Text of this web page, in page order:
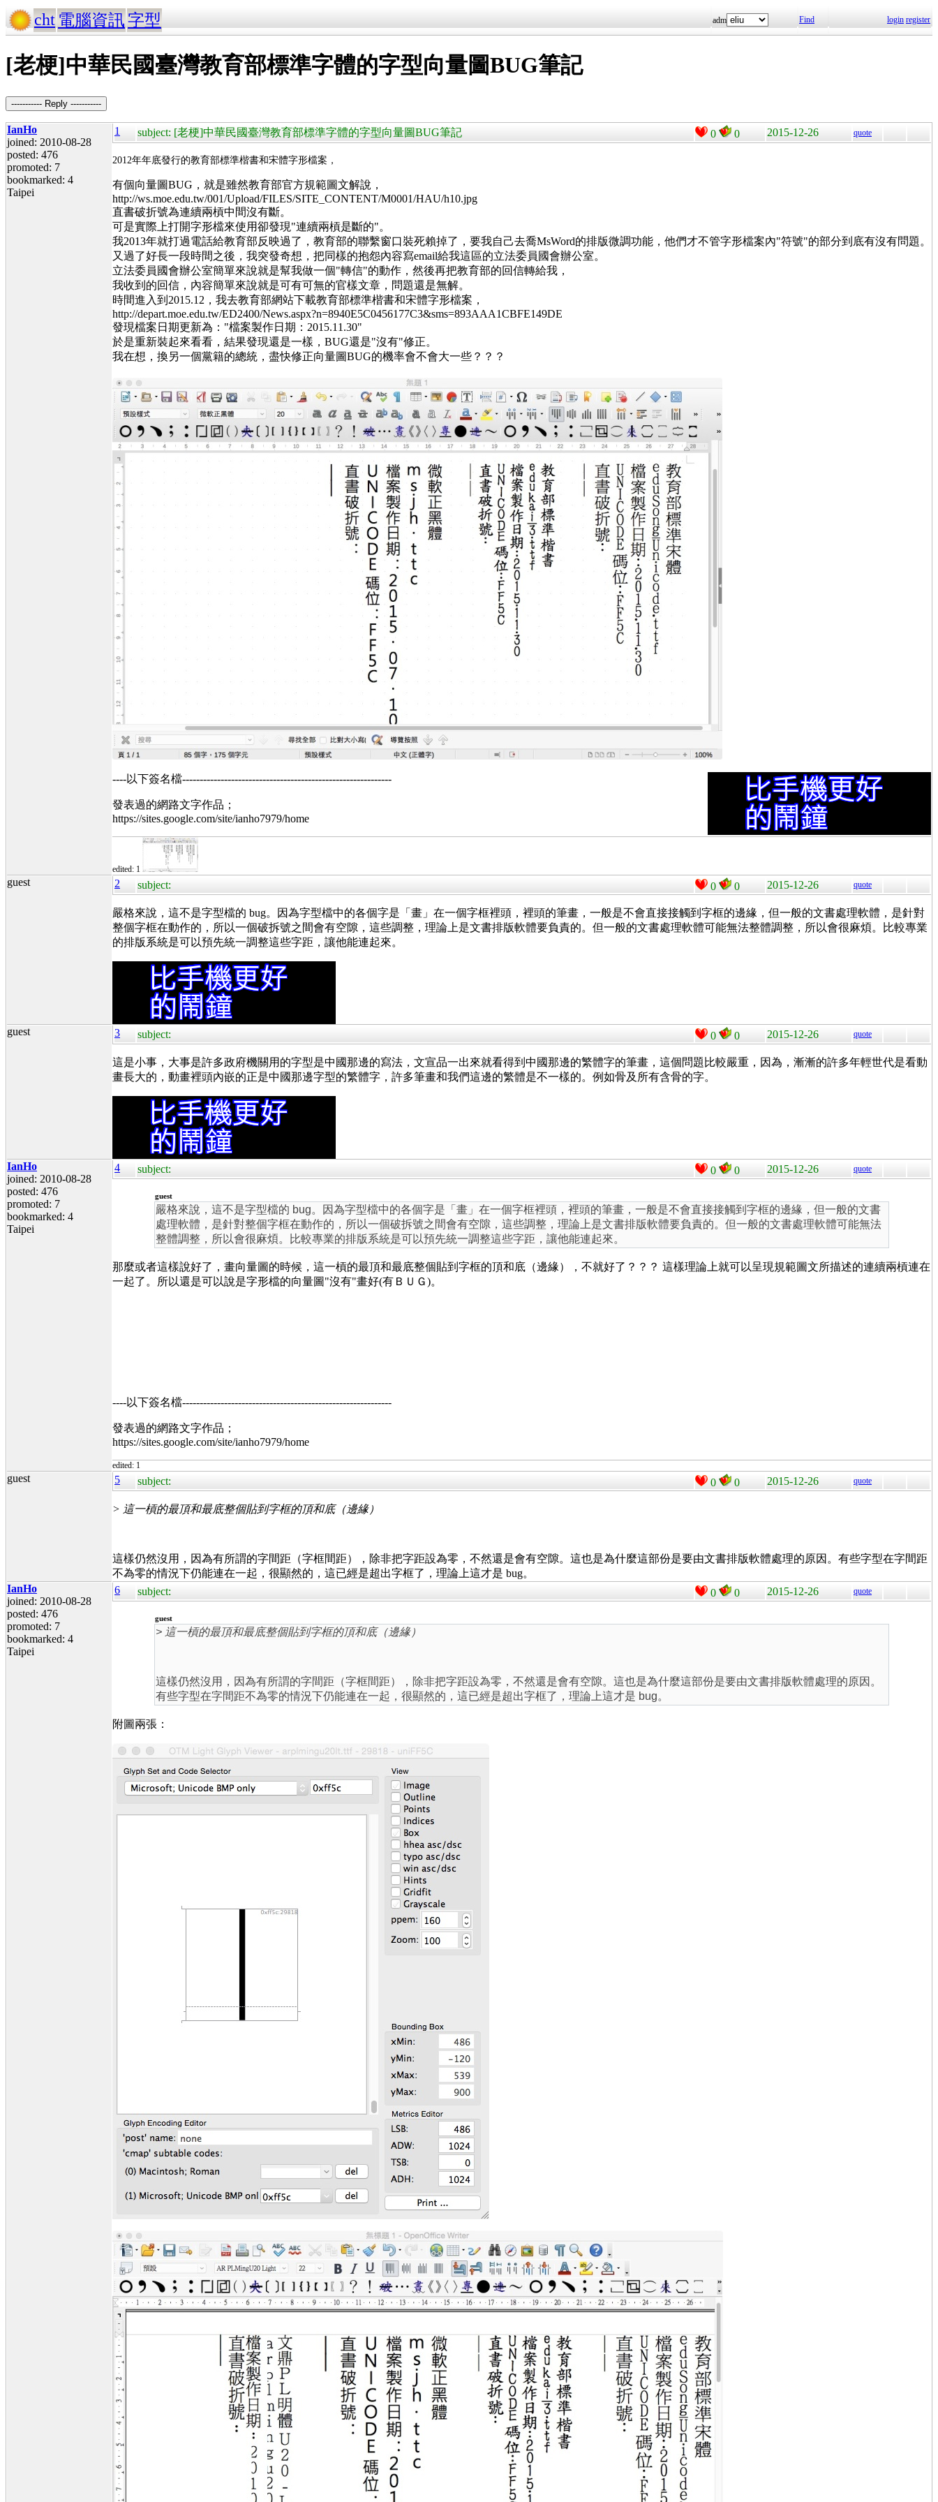
cht 電腦資訊字型 adm Find login register
[老梗]中華民國臺灣教育部標準字體的字型向量圖BUG筆記
----------- Reply -----------
IanHo
joined: 2010-08-28
posted: 476
promoted: 7
bookmarked: 4
Taipei
1 subject: [老梗]中華民國臺灣教育部標準字體的字型向量圖BUG筆記 0 0 2015-12-26 quote
2012年年底發行的教育部標準楷書和宋體字形檔案，
有個向量圖BUG，就是雖然教育部官方規範圖文解說，
http://ws.moe.edu.tw/001/Upload/FILES/SITE_CONTENT/M0001/HAU/h10.jpg
直書破折號為連續兩槓中間沒有斷。
可是實際上打開字形檔來使用卻發現"連續兩槓是斷的"。
我2013年就打過電話給教育部反映過了，教育部的聯繫窗口裝死賴掉了，要我自己去喬MsWord的排版微調功能，他們才不管字形檔案內"符號"的部分到底有沒有問題。
又過了好長一段時間之後，我突發奇想，把同樣的抱怨內容寫email給我這區的立法委員國會辦公室。
立法委員國會辦公室簡單來說就是幫我做一個"轉信"的動作，然後再把教育部的回信轉給我，
我收到的回信，內容簡單來說就是可有可無的官樣文章，問題還是無解。
時間進入到2015.12，我去教育部網站下載教育部標準楷書和宋體字形檔案，
http://depart.moe.edu.tw/ED2400/News.aspx?n=8940E5C0456177C3&sms=893AAA1CBFE149DE
發現檔案日期更新為："檔案製作日期：2015.11.30"
於是重新裝起來看看，結果發現還是一樣，BUG還是"沒有"修正。
我在想，換另一個黨籍的總統，盡快修正向量圖BUG的機率會不會大一些？？？
----以下簽名檔------------------------------------------------------------
發表過的網路文字作品；
https://sites.google.com/site/ianho7979/home
edited: 1
guest 2 subject: 0 0 2015-12-26 quote
嚴格來說，這不是字型檔的 bug。因為字型檔中的各個字是「畫」在一個字框裡頭，裡頭的筆畫，一般是不會直接接觸到字框的邊緣，但一般的文書處理軟體，是針對
整個字框在動作的，所以一個破拆號之間會有空隙，這些調整，理論上是文書排版軟體要負責的。但一般的文書處理軟體可能無法整體調整，所以會很麻煩。比較專業
的排版系統是可以預先統一調整這些字距，讓他能連起來。
guest 3 subject: 0 0 2015-12-26 quote
這是小事，大事是許多政府機關用的字型是中國那邊的寫法，文宣品一出來就看得到中國那邊的繁體字的筆畫，這個問題比較嚴重，因為，漸漸的許多年輕世代是看動
畫長大的，動畫裡頭內嵌的正是中國那邊字型的繁體字，許多筆畫和我們這邊的繁體是不一樣的。例如骨及所有含骨的字。
IanHo
joined: 2010-08-28
posted: 476
promoted: 7
bookmarked: 4
Taipei
4 subject: 0 0 2015-12-26 quote
guest
嚴格來說，這不是字型檔的 bug。因為字型檔中的各個字是「畫」在一個字框裡頭，裡頭的筆畫，一般是不會直接接觸到字框的邊緣，但一般的文書
處理軟體，是針對整個字框在動作的，所以一個破拆號之間會有空隙，這些調整，理論上是文書排版軟體要負責的。但一般的文書處理軟體可能無法
整體調整，所以會很麻煩。比較專業的排版系統是可以預先統一調整這些字距，讓他能連起來。
那麼或者這樣說好了，畫向量圖的時候，這一槓的最頂和最底整個貼到字框的頂和底（邊緣），不就好了？？？ 這樣理論上就可以呈現規範圖文所描述的連續兩槓連在
一起了。所以還是可以說是字形檔的向量圖"沒有"畫好(有ＢＵＧ)。
----以下簽名檔------------------------------------------------------------
發表過的網路文字作品；
https://sites.google.com/site/ianho7979/home
edited: 1
guest 5 subject: 0 0 2015-12-26 quote
> 這一槓的最頂和最底整個貼到字框的頂和底（邊緣）
這樣仍然沒用，因為有所謂的字間距（字框間距），除非把字距設為零，不然還是會有空隙。這也是為什麼這部份是要由文書排版軟體處理的原因。有些字型在字間距
不為零的情況下仍能連在一起，很顯然的，這已經是超出字框了，理論上這才是 bug。
IanHo
joined: 2010-08-28
posted: 476
promoted: 7
bookmarked: 4
Taipei
6 subject: 0 0 2015-12-26 quote
guest
> 這一槓的最頂和最底整個貼到字框的頂和底（邊緣）
這樣仍然沒用，因為有所謂的字間距（字框間距），除非把字距設為零，不然還是會有空隙。這也是為什麼這部份是要由文書排版軟體處理的原因。
有些字型在字間距不為零的情況下仍能連在一起，很顯然的，這已經是超出字框了，理論上這才是 bug。
附圖兩張：